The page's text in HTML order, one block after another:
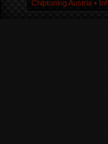
Chiptuning Austria ▪